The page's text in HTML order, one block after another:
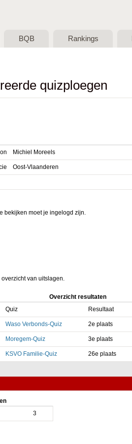
BQB Rankings
quizploegen
Michiel Moreels
Oost-Vlaanderen
bekijken moet je ingelogd zijn.
van uitslagen.
Overzicht resultaten
Quiz Resultaat
Waso Verbonds-Quiz 2e plaats
Moregem-Quiz 3e plaats
KSVO Familie-Quiz 26e plaats
3